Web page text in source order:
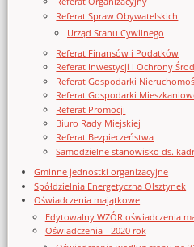
Referat Spraw Obywatelskich
Urząd Stanu Cywilnego
Referat Finansów i Podatków
Referat Inwestycji i Ochrony
Referat Gospodarki
Referat Gospodarki
Referat Promocji
Biuro Rady Miejskiej
Referat Bezpieczeństwa
Samodzielne stanowisko ds.
Gminne jednostki organizacyjne
Spółdzielnia Energetyczna Olsztynek
Oświadczenia majątkowe
Edytowalny WZÓR oświadczenia
Oświadczenia - 2020 rok